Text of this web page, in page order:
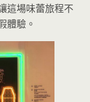
這場味蕾旅程不
體驗。